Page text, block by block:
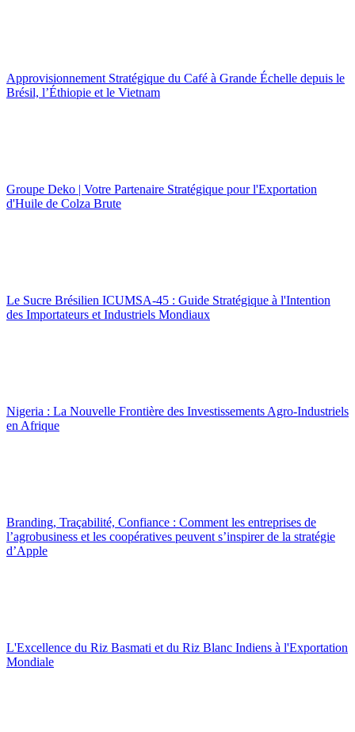
Approvisionnement Stratégique du Café à Grande Échelle depuis le
Brésil, l’Éthiopie et le Vietnam
Groupe Deko | Votre Partenaire Stratégique pour l'Exportation
d'Huile de Colza Brute
Le Sucre Brésilien ICUMSA-45 : Guide Stratégique à l'Intention
des Importateurs et Industriels Mondiaux
Nigeria : La Nouvelle Frontière des Investissements Agro-Industriels
en Afrique
Branding, Traçabilité, Confiance : Comment les entreprises de
l’agrobusiness et les coopératives peuvent s’inspirer de la stratégie
d’Apple
L'Excellence du Riz Basmati et du Riz Blanc Indiens à l'Exportation
Mondiale